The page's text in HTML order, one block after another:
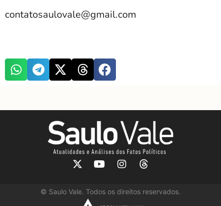
contatosaulovale@gmail.com
© Saulo Vale. Todos os direitos reservados.